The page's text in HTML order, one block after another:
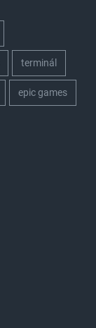
terminál
epic games